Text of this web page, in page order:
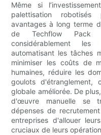
Même si
palettisation
avantages à long terme
de Techflow Pack
considérablement les
automatisant les tâches
minimiser les coûts de
humaines, réduire les
goulots d'étranglement,
globale améliorée. De
d'œuvre manuelle se
dépenses de
entreprises d'allouer
cruciaux de leurs